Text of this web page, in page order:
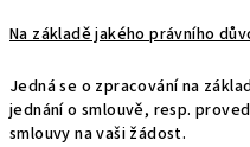
Na základě jakého právního
Jedná se o zpracování na
jednání o smlouvě, resp.
smlouvy na vaši žádost.